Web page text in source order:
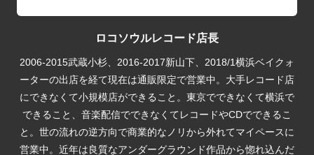
ロコソウルレコード店長
2006-2015武蔵小杉、2016-2017新山下、2018/1横浜ベイクォ
ーターの出店を経て現在は通販限定で営業中。大手レコード店
にできなくて小規模店ができること。東京でできなくて横浜で
できること、音楽配信でできなくてレコードやCDでできるこ
と。世の流れの逆方向で商業的なノリから外れてマイペースに
営業中。近年は良質なアンダーグラウンド作品から惚れ込んだ